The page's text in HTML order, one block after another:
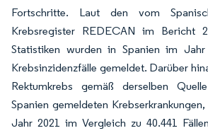
Fortschritte. Laut den vom
Krebsregister REDECAN im Bericht
Statistiken wurden in Spanien im
Krebsinzidenzfälle gemeldet. Darüber
Rektumkrebs gemäß derselben
Spanien gemeldeten
Jahr 2021 im Vergleich zu 40.441